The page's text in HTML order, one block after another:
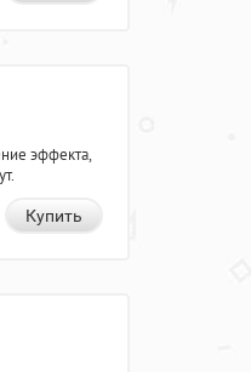
эффекта,
Купить